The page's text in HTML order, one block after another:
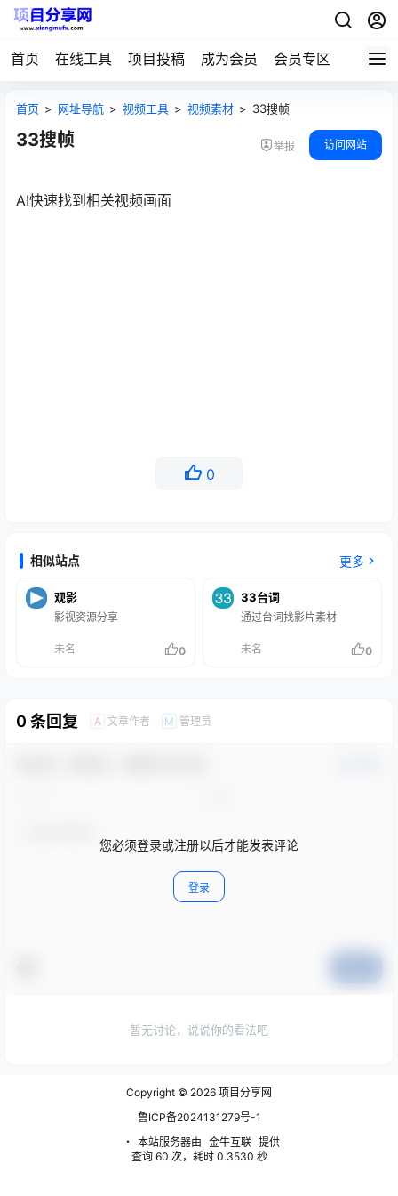
首页 在线工具 项目投稿 成为会员 会员专区
首页 > 网址导航 > 视频工具 > 视频素材 > 33搜帧
33搜帧 举报 访问网站
AI快速找到相关视频画面
0
相似站点 更多
观影
影视资源分享
未名 0
33台词
通过台词找影片素材
未名 0
0 条回复 A 文章作者 M 管理员
您必须登录或注册以后才能发表评论
登录
暂无讨论，说说你的看法吧
Copyright © 2026 项目分享网
鲁ICP备2024131279号-1
・ 本站服务器由 金牛互联 提供
查询 60 次，耗时 0.3530 秒